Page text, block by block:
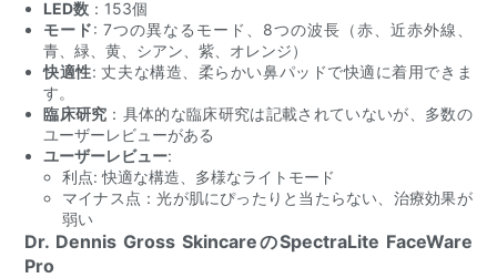
LED数 ：153個
モード: 7つの異なるモード、8つの波長（赤、近赤外線、
青、緑、黄、シアン、紫、オレンジ）
快適性: 丈夫な構造、柔らかい鼻パッドで快適に着用できま
す。
臨床研究 ：具体的な臨床研究は記載されていないが、多数の
ユーザーレビューがある
ユーザーレビュー:
利点: 快適な構造、多様なライトモード
マイナス点：光が肌にぴったりと当たらない、治療効果が
弱い
Dr. Dennis Gross SkincareのSpectraLite FaceWare
Pro